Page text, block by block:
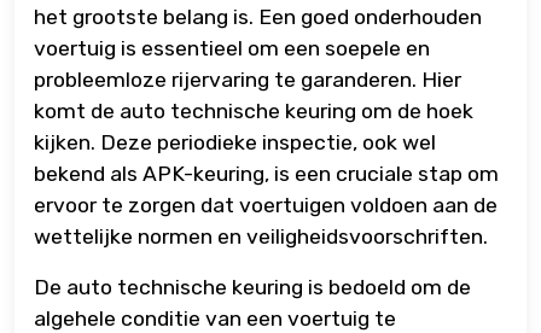
het grootste belang is. Een goed onderhouden
voertuig is essentieel om een soepele en
probleemloze rijervaring te garanderen. Hier
komt de auto technische keuring om de hoek
kijken. Deze periodieke inspectie, ook wel
bekend als APK-keuring, is een cruciale stap om
ervoor te zorgen dat voertuigen voldoen aan de
wettelijke normen en veiligheidsvoorschriften.
De auto technische keuring is bedoeld om de
algehele conditie van een voertuig te